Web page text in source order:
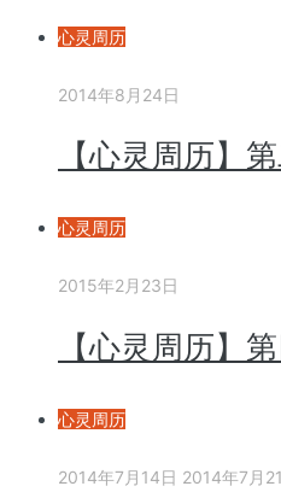
心灵周历
2014年8月24日
【心灵周历】
心灵周历
2015年2月23日
【心灵周历】
心灵周历
2014年7月14日 2014年7月